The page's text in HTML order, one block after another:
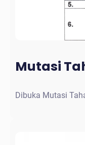
Mutasi
Dibuka Mutasi